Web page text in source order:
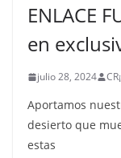
ENLACE
en
julio 28, 2024
Aportamos
desierto que
estas